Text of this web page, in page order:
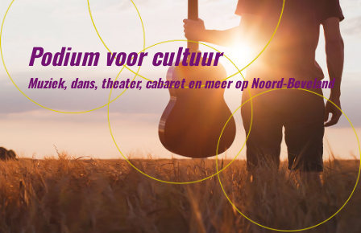
Podium voor cultuur
Muziek, dans, theater, cabaret en meer op Noord-Beveland